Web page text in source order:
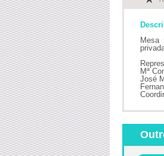
Mesa
Mª
José